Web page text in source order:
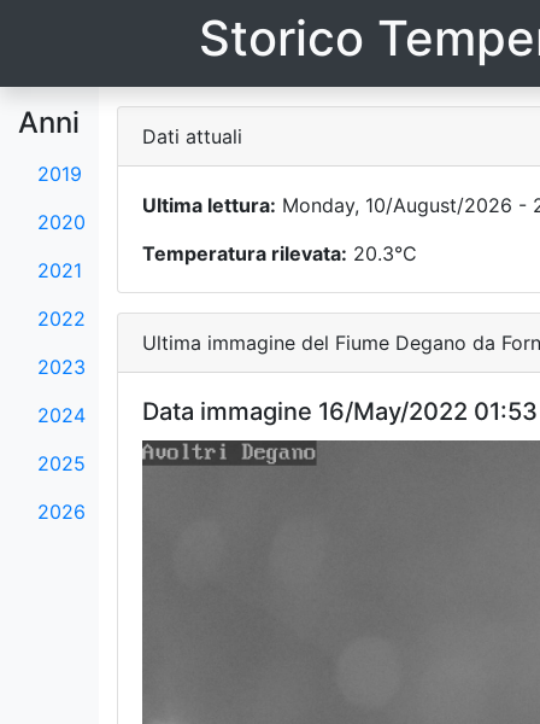
Storico
Anni
2019
2020
2021
2022
2023
2024
2025
2026
Dati attuali
Ultima lettura: Monday, 10/August/2026 -
Temperatura rilevata: 20.3°C
Ultima immagine del Fiume Degano da
Data immagine 16/May/2022 01:53